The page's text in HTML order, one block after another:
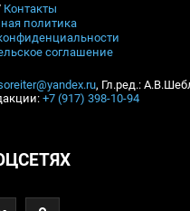
Контакты
политика
соглашение
, Гл.ред.:
+7 (917) 398-10-94